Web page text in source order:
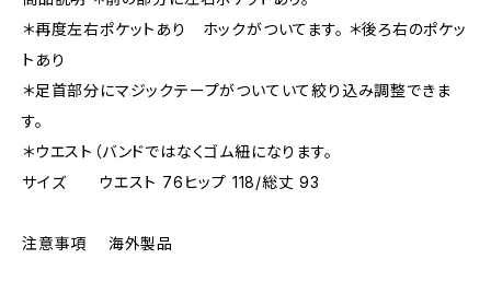
＊再度左右ポケットあり ホックがついてます。 ＊後ろ右のポケッ
トあり
＊足首部分にマジックテープがついていて絞り込み調整できま
す。
＊ウエスト（バンドではなくゴム紐になります。
サイズ ウエスト 76ヒップ 118/総丈 93
注意事項 海外製品